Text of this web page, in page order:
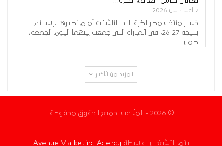
7 أغسطس 2026
خسر منتخب مصر لكرة اليد للناشئات أمام نظيره الإسباني
بنتيجة 27-26، في المباراة التي جمعت بينهما اليوم الجمعة،
ضمن…
المزيد من الأخبار
© 2026 - الملاعب. جميع الحقوق محفوظة.
يتم التشغيل بواسطة Avenue Marketing Agency